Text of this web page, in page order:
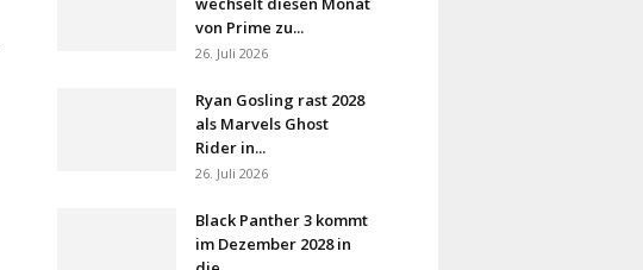
von Prime zu...
26. Juli 2026
Ryan Gosling rast 2028
als Marvels Ghost
Rider in...
26. Juli 2026
Black Panther 3 kommt
im Dezember 2028 in